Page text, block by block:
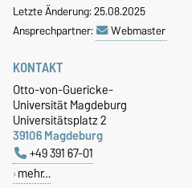
Letzte Änderung: 25.08.2025
Ansprechpartner:
Webmaster
KONTAKT
Otto-von-Guericke-
Universität Magdeburg
Universitätsplatz 2
39106 Magdeburg
+49 391 67-01
mehr…